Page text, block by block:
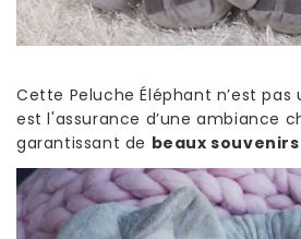
Cette Peluche Éléphant n’est pas
est l'assurance d’une ambiance
garantissant de beaux souvenirs